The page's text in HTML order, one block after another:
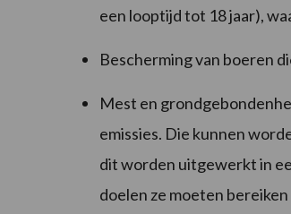
een looptijd tot 18 jaar),
Bescherming van boeren
Mest en
emissies. Die kunnen
dit worden uitgewerkt in
doelen ze moeten